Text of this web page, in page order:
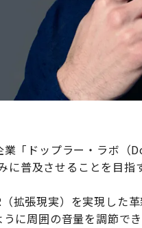
「ドップラー・ラボ
普及させることを目指す
拡張現実）を実現した
に周囲の音量を調節で